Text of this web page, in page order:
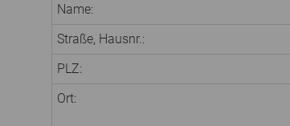
Name:
Straße, Hausnr.:
PLZ:
Ort: